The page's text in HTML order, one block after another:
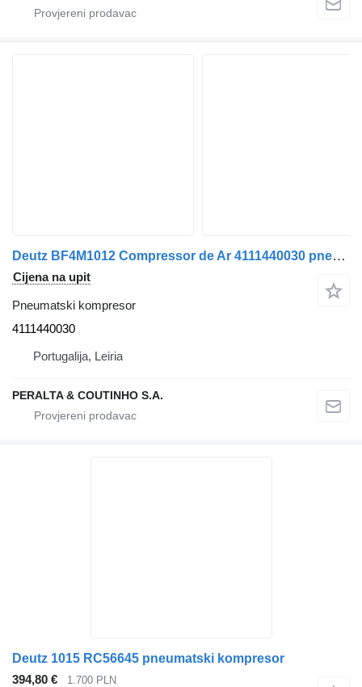
Deutz BF4M1012 Compressor de Ar 4111440030 pneumatski kompresor za Deutz kamiona
Cijena na upit
Pneumatski kompresor
4111440030
Portugalija, Leiria
PERALTA & COUTINHO S.A.
Deutz 1015 RC56645 pneumatski kompresor
394,80 €
1.700 PLN